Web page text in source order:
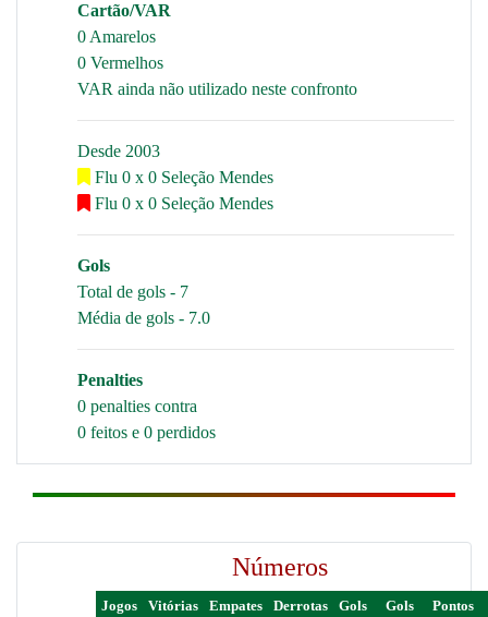
Cartão/VAR
0 Amarelos
0 Vermelhos
VAR ainda não utilizado neste confronto
Desde 2003
Flu 0 x 0 Seleção Mendes
Flu 0 x 0 Seleção Mendes
Gols
Total de gols - 7
Média de gols - 7.0
Penalties
0 penalties contra
0 feitos e 0 perdidos
Números
Jogos Vitórias Empates Derrotas
Gols
Gols
Pontos